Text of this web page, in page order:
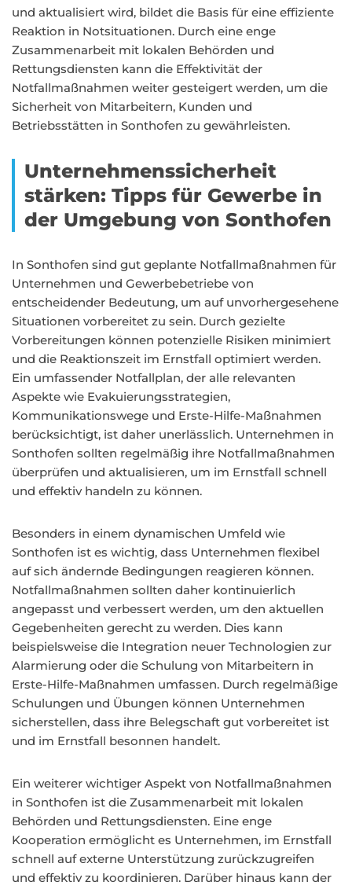
und aktualisiert wird, bildet die Basis für eine effiziente
Reaktion in Notsituationen. Durch eine enge
Zusammenarbeit mit lokalen Behörden und
Rettungsdiensten kann die Effektivität der
Notfallmaßnahmen weiter gesteigert werden, um die
Sicherheit von Mitarbeitern, Kunden und
Betriebsstätten in Sonthofen zu gewährleisten.
Unternehmenssicherheit
stärken: Tipps für Gewerbe in
der Umgebung von Sonthofen
In Sonthofen sind gut geplante Notfallmaßnahmen für
Unternehmen und Gewerbebetriebe von
entscheidender Bedeutung, um auf unvorhergesehene
Situationen vorbereitet zu sein. Durch gezielte
Vorbereitungen können potenzielle Risiken minimiert
und die Reaktionszeit im Ernstfall optimiert werden.
Ein umfassender Notfallplan, der alle relevanten
Aspekte wie Evakuierungsstrategien,
Kommunikationswege und Erste-Hilfe-Maßnahmen
berücksichtigt, ist daher unerlässlich. Unternehmen in
Sonthofen sollten regelmäßig ihre Notfallmaßnahmen
überprüfen und aktualisieren, um im Ernstfall schnell
und effektiv handeln zu können.
Besonders in einem dynamischen Umfeld wie
Sonthofen ist es wichtig, dass Unternehmen flexibel
auf sich ändernde Bedingungen reagieren können.
Notfallmaßnahmen sollten daher kontinuierlich
angepasst und verbessert werden, um den aktuellen
Gegebenheiten gerecht zu werden. Dies kann
beispielsweise die Integration neuer Technologien zur
Alarmierung oder die Schulung von Mitarbeitern in
Erste-Hilfe-Maßnahmen umfassen. Durch regelmäßige
Schulungen und Übungen können Unternehmen
sicherstellen, dass ihre Belegschaft gut vorbereitet ist
und im Ernstfall besonnen handelt.
Ein weiterer wichtiger Aspekt von Notfallmaßnahmen
in Sonthofen ist die Zusammenarbeit mit lokalen
Behörden und Rettungsdiensten. Eine enge
Kooperation ermöglicht es Unternehmen, im Ernstfall
schnell auf externe Unterstützung zurückzugreifen
und effektiv zu koordinieren. Darüber hinaus kann der